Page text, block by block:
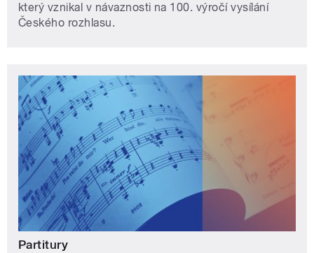
který vznikal v návaznosti na 100. výročí vysílání
Českého rozhlasu.
Partitury